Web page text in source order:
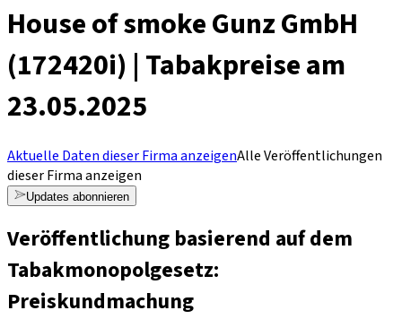
House of smoke Gunz GmbH
(172420i) | Tabakpreise am
23.05.2025
Aktuelle Daten dieser Firma anzeigenAlle Veröffentlichungen
dieser Firma anzeigen
Updates abonnieren
Veröffentlichung basierend auf dem
Tabakmonopolgesetz:
Preiskundmachung